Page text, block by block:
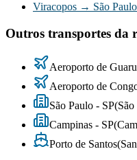
Viracopos → São
Outros transportes da
Aeroporto de
Aeroporto de
São Paulo - SP(
Campinas - SP(
Porto de Santos(